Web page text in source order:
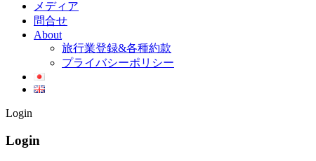
メディア
問合せ
About
旅行業登録&各種約款
プライバシーポリシー
Login
Login